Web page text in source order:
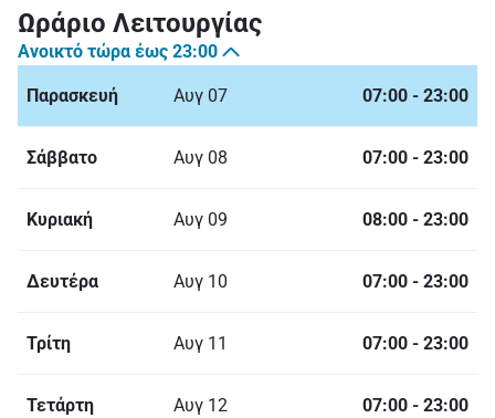
Ωράριο Λειτουργίας
Ανοικτό τώρα έως 23:00
Παρασκευή Αυγ 07 07:00 - 23:00
Σάββατο Αυγ 08 07:00 - 23:00
Κυριακή Αυγ 09 08:00 - 23:00
Δευτέρα Αυγ 10 07:00 - 23:00
Τρίτη Αυγ 11 07:00 - 23:00
Τετάρτη Αυγ 12 07:00 - 23:00